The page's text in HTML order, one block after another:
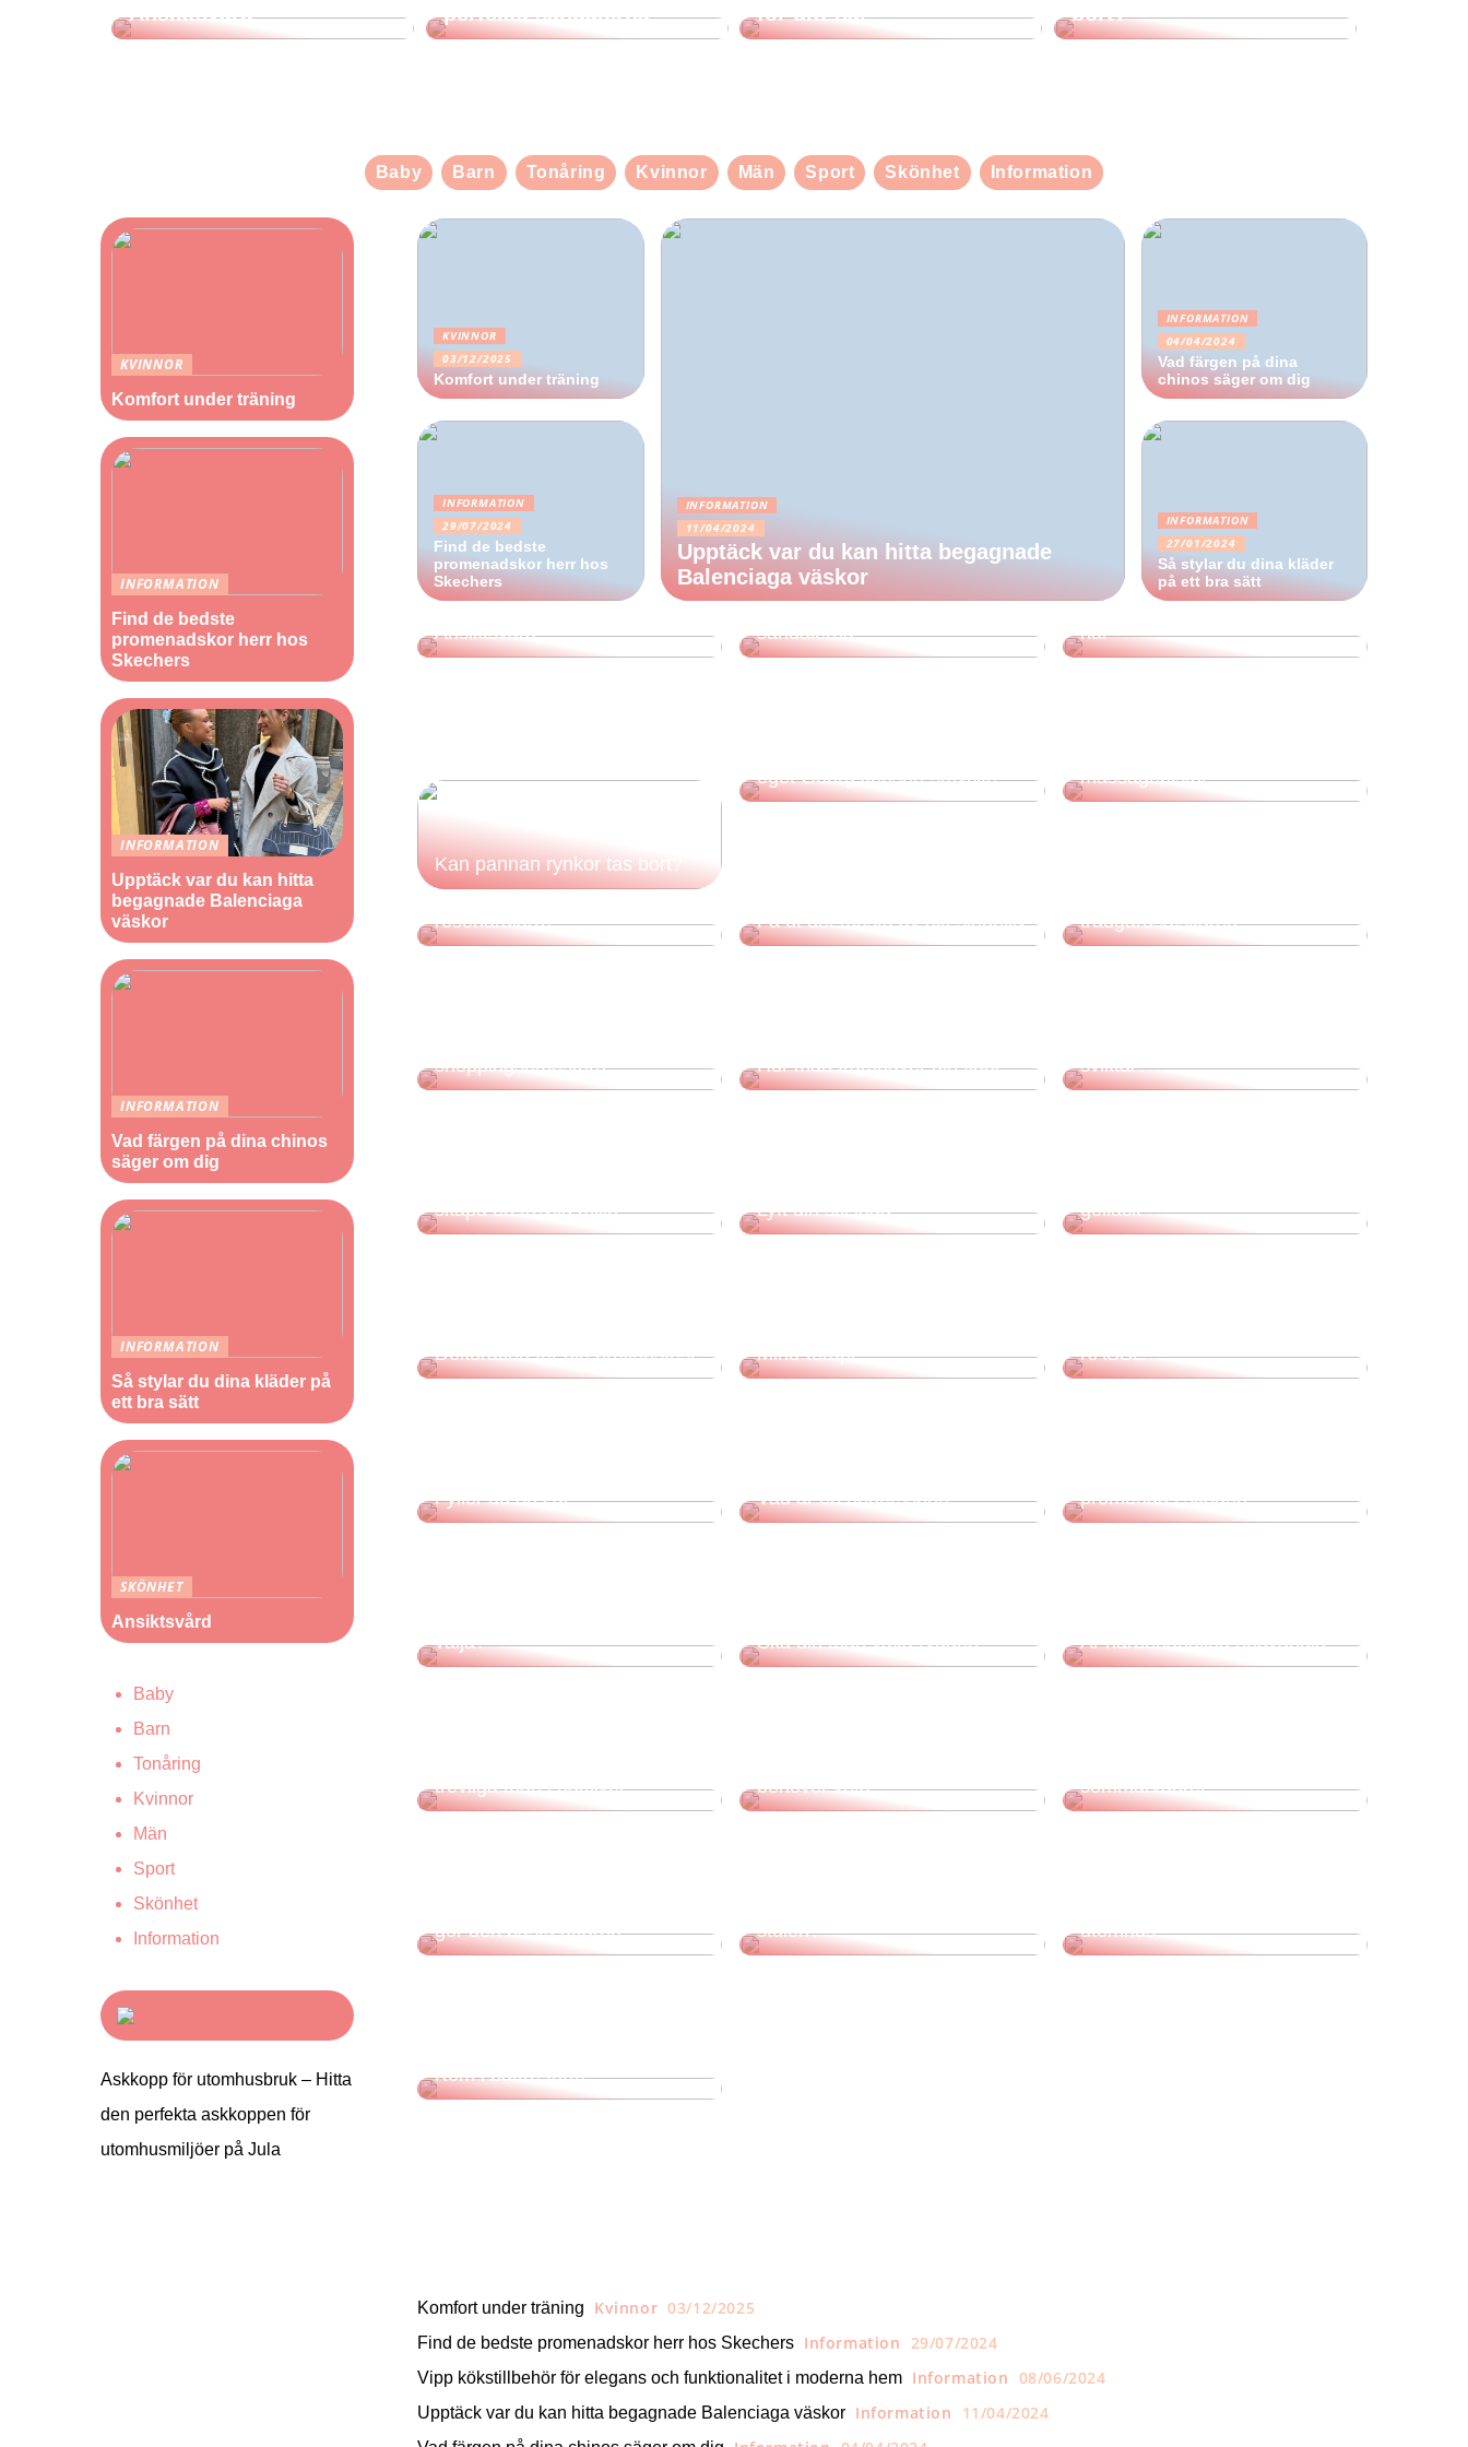
Ansiktsvård
perfekta sandalerna
för ditt hår
bort?
Baby Barn Tonåring Kvinnor Män Sport Skönhet Information
KVINNOR
03/12/2025
Komfort under träning
INFORMATION
29/07/2024
Find de bedste
promenadskor herr hos
Skechers
INFORMATION
11/04/2024
Upptäck var du kan hitta begagnade
Balenciaga väskor
INFORMATION
04/04/2024
Vad färgen på dina
chinos säger om dig
INFORMATION
27/01/2024
Så stylar du dina kläder
på ett bra sätt
Ansiktsvård
sandalerna
hår
Kan pannan rynkor tas bort?
eget Georg Jensen-smycke?
massagepistol
resenärdiarré?
Få ut det mesta av ditt singelliv
trädgårdsälskaren
shoppingsemestern
Hur man framhäver din figur
sviktar?
skapa en trevlig miljö
Lyft din stil idag
gellack
Dekoration för din bröllopsfest
Mind-terapi?
KASSE
Fyller du 30 i år? Vad är en hederssport?
promenad i skogen
välja?
Ska din man vaxa ryggen? Är hårbehandling nödvändig?
trevliga män i nattlivet
behöver veta
sommarvädret
gör den bästa affären
stulen?
utomhus?
Kom i bättre form!
Komfort under träning Kvinnor 03/12/2025
Find de bedste promenadskor herr hos Skechers Information 29/07/2024
Vipp kökstillbehör för elegans och funktionalitet i moderna hem Information 08/06/2024
Upptäck var du kan hitta begagnade Balenciaga väskor Information 11/04/2024
KVINNOR
Komfort under träning
INFORMATION
Find de bedste
promenadskor herr hos
Skechers
INFORMATION
Upptäck var du kan hitta
begagnade Balenciaga
väskor
INFORMATION
Vad färgen på dina chinos
säger om dig
INFORMATION
Så stylar du dina kläder på
ett bra sätt
SKÖNHET
Ansiktsvård
Baby
Barn
Tonåring
Kvinnor
Män
Sport
Skönhet
Information
Askkopp för utomhusbruk – Hitta
den perfekta askkoppen för
utomhusmiljöer på Jula